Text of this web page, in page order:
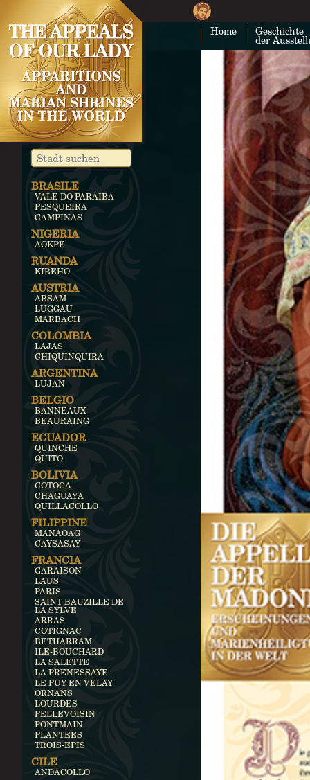
Home Geschichte
der
BRASILE
VALE DO PARAIBA
PESQUEIRA
CAMPINAS
NIGERIA
AOKPE
RUANDA
KIBEHO
AUSTRIA
ABSAM
LUGGAU
MARBACH
COLOMBIA
LAJAS
CHIQUINQUIRA
ARGENTINA
LUJAN
BELGIO
BANNEAUX
BEAURAING
ECUADOR
QUINCHE
QUITO
BOLIVIA
COTOCA
CHAGUAYA
QUILLACOLLO
FILIPPINE
MANAOAG
CAYSASAY
FRANCIA
GARAISON
LAUS
PARIS
SAINT BAUZILLE DE
LA SYLVE
ARRAS
COTIGNAC
BETHARRAM
ILE-BOUCHARD
LA SALETTE
LA PRENESSAYE
LE PUY EN VELAY
ORNANS
LOURDES
PELLEVOISIN
PONTMAIN
PLANTEES
TROIS-EPIS
CILE
ANDACOLLO